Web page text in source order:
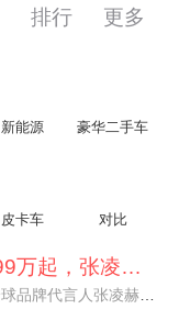
排行 更多
新能源 豪华二手车
皮卡车 对比
阿维塔07L限时权益价21.99万起，张凌赫成首位车主
阿维塔07L今晚在杭州正式上市，全球品牌代言人张凌赫现场提车，成为这台车的第一位主人。三个版本：Elite纯电版22.99万，Max+后驱纯电版24.99万，Ultra三电机四驱版27.99万。